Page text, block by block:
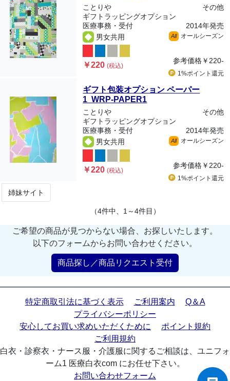
ことりや
その他
ギフトラッピングオプション
医療事務・受付
2014年発売
男女共用
All オールシーズン
￥220(税込)
参考価格￥220-
1%ポイント 還元
ギフト包装オプション ペーパー
1 WRP-PAPER1
ことりや
その他
ギフトラッピングオプション
医療事務・受付
2014年発売
男女共用
All オールシーズン
￥220(税込)
参考価格￥220-
1%ポイント 還元
姉妹サイト
（4件中、1～4件目）
ご希望の商品が見つからない場合、お探しいたします。
以下のフォームからお問い合わせください。
商品探し／商品リクエスト受付
特定商取引法に基づく表示 ご利用案内
Q＆A
プライバシーポリシー
安心してお買い求めいただくために
ポイント規約
ご利用規約
白衣・診察衣・ナース服・介護服に関するご相談は、ユニフォ
ーム1 医療白衣com にお任せ下さい。
お問い合わせフォーム